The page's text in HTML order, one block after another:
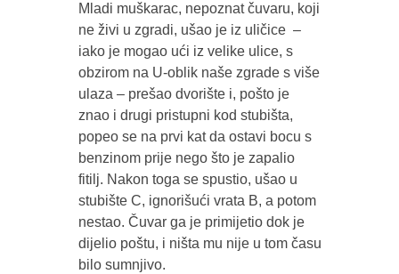
Mladi muškarac, nepoznat čuvaru, koji
ne živi u zgradi, ušao je iz uličice –
iako je mogao ući iz velike ulice, s
obzirom na U-oblik naše zgrade s više
ulaza – prešao dvorište i, pošto je
znao i drugi pristupni kod stubišta,
popeo se na prvi kat da ostavi bocu s
benzinom prije nego što je zapalio
fitilj. Nakon toga se spustio, ušao u
stubište C, ignorišući vrata B, a potom
nestao. Čuvar ga je primijetio dok je
dijelio poštu, i ništa mu nije u tom času
bilo sumnjivo.